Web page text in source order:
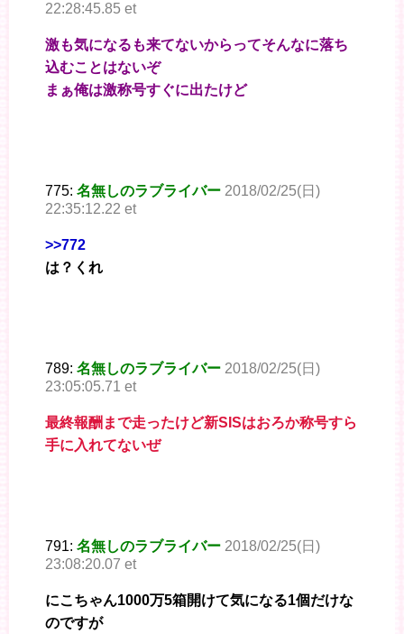
22:28:45.85 et
激も気になるも来てないからってそんなに落ち
込むことはないぞ
まぁ俺は激称号すぐに出たけど
775: 名無しのラブライバー 2018/02/25(日)
22:35:12.22 et
>>772
は？くれ
789: 名無しのラブライバー 2018/02/25(日)
23:05:05.71 et
最終報酬まで走ったけど新SISはおろか称号すら
手に入れてないぜ
791: 名無しのラブライバー 2018/02/25(日)
23:08:20.07 et
にこちゃん1000万5箱開けて気になる1個だけな
のですが